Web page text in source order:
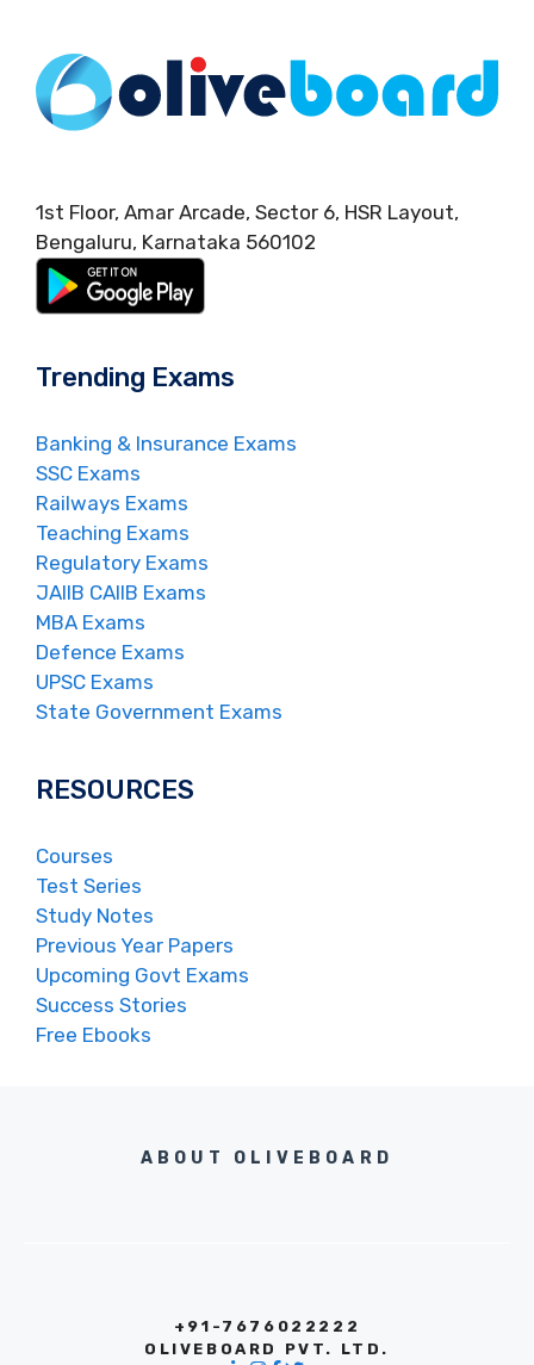
1st Floor, Amar Arcade, Sector 6, HSR Layout,
Bengaluru, Karnataka 560102
Trending Exams
Banking & Insurance Exams
SSC Exams
Railways Exams
Teaching Exams
Regulatory Exams
JAIIB CAIIB Exams
MBA Exams
Defence Exams
UPSC Exams
State Government Exams
RESOURCES
Courses
Test Series
Study Notes
Previous Year Papers
Upcoming Govt Exams
Success Stories
Free Ebooks
ABOUT OLIVEBOARD
+91-7676022222
OLIVEBOARD PVT. LTD.